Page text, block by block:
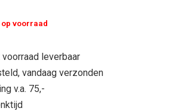
op voorraad
leverbaar
vandaag verzonden
v.a. 75,-